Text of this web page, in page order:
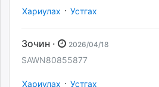
Хариулах · Устгах
Зочин · 2026/04/18
SAWN80855877
Хариулах · Устгах